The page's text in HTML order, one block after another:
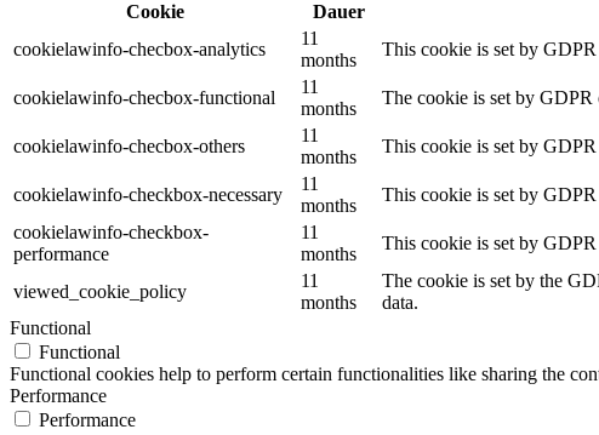
Cookie
Dauer
cookielawinfo-checbox-analytics
11
months
This cookie is set by
cookielawinfo-checbox-functional
11
months
The cookie is set by GDPR
cookielawinfo-checbox-others
11
months
This cookie is set by
cookielawinfo-checkbox-necessary
11
months
This cookie is set by
cookielawinfo-checkbox-
performance
11
months
This cookie is set by
viewed_cookie_policy
11
months
The cookie is set by the
data.
Functional
Functional
Functional cookies help to perform certain functionalities like sharing the
Performance
Performance